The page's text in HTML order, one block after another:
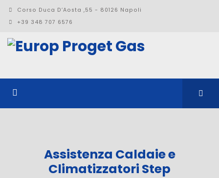
Corso Duca D’Aosta ,55 - 80126 Napoli
+39 348 707 6576
Assistenza Caldaie e
Climatizzatori Step